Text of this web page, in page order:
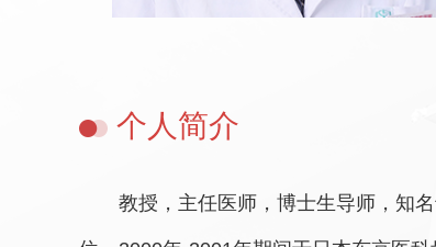
个人简介
教授，主任医师，博士生导师，知